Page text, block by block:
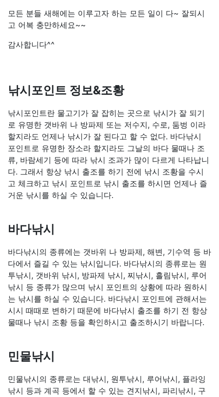
모든 분들 새해에는 이루고자 하는 모든 일이 다~ 잘되시
고 어복 충만하세요~~
감사합니다^^
낚시포인트 정보&조황
낚시포인트란 물고기가 잘 잡히는 곳으로 낚시가 잘 되기
로 유명한 갯바위 나 방파제 또는 저수지, 수로, 둠벙 이라
할지라도 언제나 낚시가 잘 된다고 할 수 없다. 바다낚시
포인트로 유명한 장소라 할지라도 그날의 바다 물때나 조
류, 바람세기 등에 따라 낚시 조과가 많이 다르게 나타납니
다. 그래서 항상 낚시 출조를 하기 전에 낚시 조황을 수시
고 체크하고 낚시 포인트로 낚시 출조를 하시면 언제나 즐
거운 낚시를 하실 수 있습니다.
바다낚시
바다낚시의 종류에는 갯바위 나 방파제, 해변, 기수역 등 바
다에서 즐길 수 있는 낚시입니다. 바다낚시의 종류로는 원
투낚시, 갯바위 낚시, 방파제 낚시, 찌낚시, 흘림낚시, 루어
낚시 등 종류가 많으며 낚시 포인트의 상황에 따라 원하시
는 낚시를 하실 수 있습니다. 바다낚시 포인트에 관해서는
시시 때때로 변하기 때문에 바다낚시 출조를 하기 전 항상
물때나 낚시 조황 등을 확인하시고 출조하시기 바랍니다.
민물낚시
민물낚시의 종류로는 대낚시, 원투낚시, 루어낚시, 플라잉
낚시 등과 계곡 등에서 할 수 있는 견지낚시, 파리낚시, 구